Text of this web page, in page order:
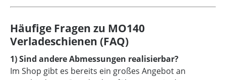
Häufige Fragen zu MO140
Verladeschienen (FAQ)
1) Sind andere Abmessungen realisierbar?
Im Shop gibt es bereits ein großes Angebot an